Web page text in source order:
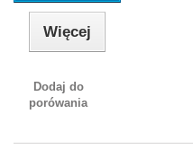
Więcej
Dodaj do
porówania